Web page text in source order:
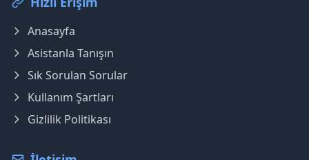
Anasayfa
Asistanla Tanışın
Sık Sorulan Sorular
Kullanım Şartları
Gizlilik Politikası